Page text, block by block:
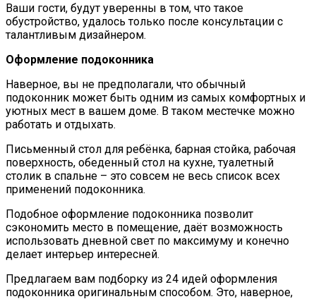
Ваши гости, будут уверенны в том, что такое
обустройство, удалось только после консультации с
талантливым дизайнером.
Оформление подоконника
Наверное, вы не предполагали, что обычный
подоконник может быть одним из самых комфортных и
уютных мест в вашем доме. В таком местечке можно
работать и отдыхать.
Письменный стол для ребёнка, барная стойка, рабочая
поверхность, обеденный стол на кухне, туалетный
столик в спальне – это совсем не весь список всех
применений подоконника.
Подобное оформление подоконника позволит
сэкономить место в помещение, даёт возможность
использовать дневной свет по максимуму и конечно
делает интерьер интересней.
Предлагаем вам подборку из 24 идей оформления
подоконника оригинальным способом. Это, наверное,